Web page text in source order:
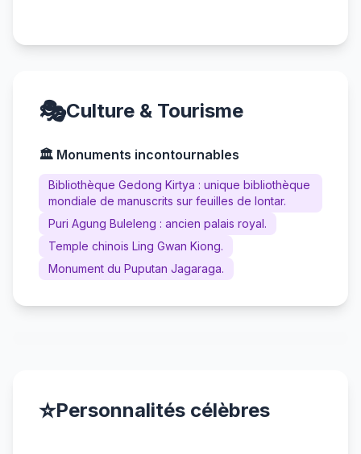
🎭Culture & Tourisme
🏛️ Monuments incontournables
Bibliothèque Gedong Kirtya : unique bibliothèque
mondiale de manuscrits sur feuilles de lontar.
Puri Agung Buleleng : ancien palais royal.
Temple chinois Ling Gwan Kiong.
Monument du Puputan Jagaraga.
⭐Personnalités célèbres